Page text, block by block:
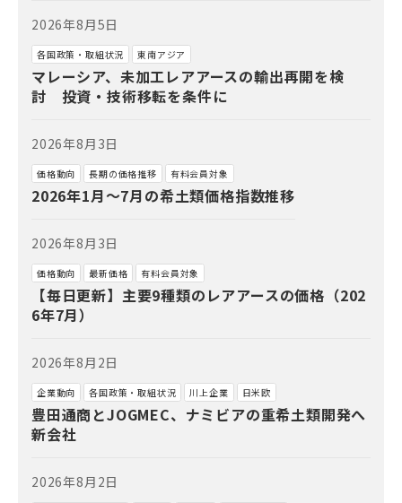
2026年8月5日
各国政策・取組状況 東南アジア
マレーシア、未加工レアアースの輸出再開を検
討 投資・技術移転を条件に
2026年8月3日
価格動向 長期の価格推移 有料会員対象
2026年1月～7月の希土類価格指数推移
2026年8月3日
価格動向 最新価格 有料会員対象
【毎日更新】主要9種類のレアアースの価格（202
6年7月）
2026年8月2日
企業動向 各国政策・取組状況 川上企業 日米欧
豊田通商とJOGMEC、ナミビアの重希土類開発へ
新会社
2026年8月2日